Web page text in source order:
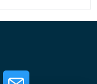
RSS Newsletter